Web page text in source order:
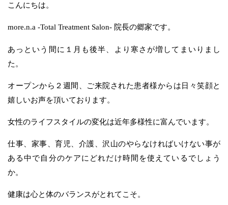
こんにちは。
more.n.a -Total Treatment Salon- 院長の郷家です。
あっという間に１月も後半、より寒さが増してまいりまし
た。
オープンから２週間、ご来院された患者様からは日々笑顔と
嬉しいお声を頂いております。
女性のライフスタイルの変化は近年多様性に富んでいます。
仕事、家事、育児、介護、沢山のやらなければいけない事が
ある中で自分のケアにどれだけ時間を使えているでしょう
か。
健康は心と体のバランスがとれてこそ。